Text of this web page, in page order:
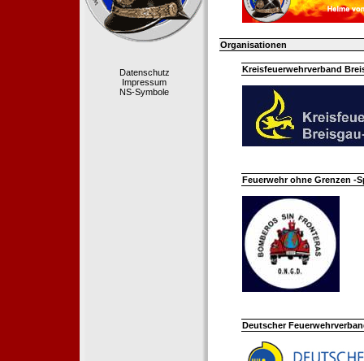
Datenschutz
Impressum
NS-Symbole
Organisationen
Kreisfeuerwehrverband
Feuerwehr ohne Grenzen -
Deutscher